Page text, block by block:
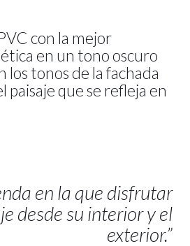
con la mejor
en un tono oscuro
los tonos de la fachada
paisaje que se refleja en
en la que disfrutar
desde su interior y el
exterior.”